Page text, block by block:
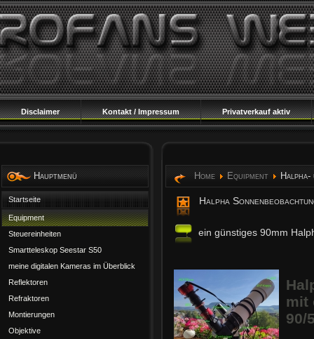
Disclaimer Kontakt / Impressum Privatverkauf aktiv
Hauptmenü
Startseite
Equipment
Steuereinheiten
Smartteleskop Seestar S50
meine digitalen Kameras im Überblick
Reflektoren
Refraktoren
Montierungen
Objektive
Home Equipment
Halpha
ein günstiges 90mm
mit
90/